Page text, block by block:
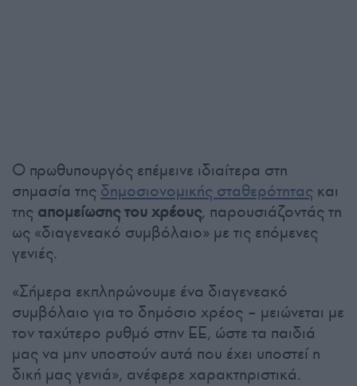
Ο πρωθυπουργός επέμεινε ιδιαίτερα στη
σημασία της δημοσιονομικής σταθερότητας και
της απομείωσης του χρέους, παρουσιάζοντάς τη
ως «διαγενεακό συμβόλαιο» με τις επόμενες
γενιές.
«Σήμερα εκπληρώνουμε ένα διαγενεακό
συμβόλαιο για το δημόσιο χρέος – μειώνεται με
τον ταχύτερο ρυθμό στην ΕΕ, ώστε τα παιδιά
μας να μην υποστούν αυτά που έχει υποστεί η
δική μας γενιά», ανέφερε χαρακτηριστικά.